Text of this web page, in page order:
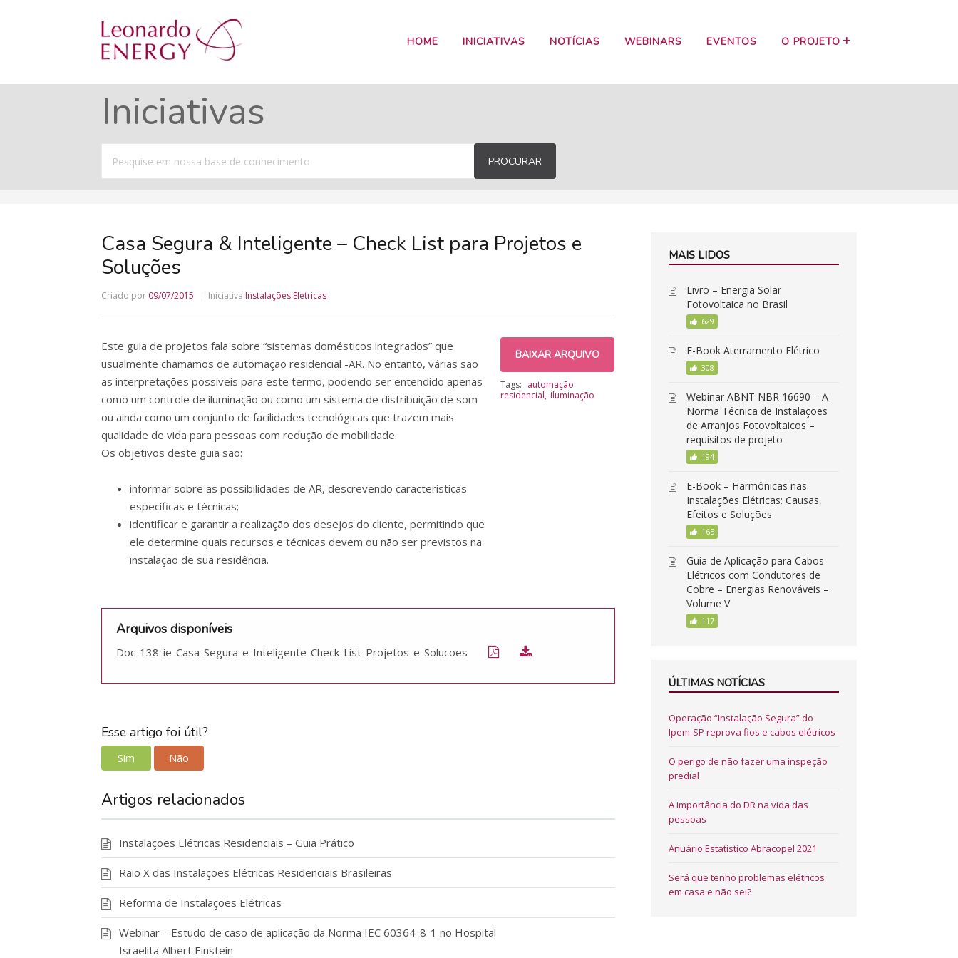
HOME INICIATIVAS NOTÍCIAS WEBINARS EVENTOS O PROJETO
Iniciativas
por
PROCURAR
Casa Segura & Inteligente – Check List para Projetos e
Soluções
Criado por 09/07/2015 Iniciativa Instalações Elétricas
Este guia de projetos fala sobre “sistemas domésticos integrados” que
usualmente chamamos de automação residencial -AR. No entanto, várias são
as interpretações possíveis para este termo, podendo ser entendido apenas
como um controle de iluminação ou como um sistema de distribuição de som
ou ainda como um conjunto de facilidades tecnológicas que trazem mais
qualidade de vida para pessoas com redução de mobilidade.
Os objetivos deste guia são:
informar sobre as possibilidades de AR, descrevendo características
específicas e técnicas;
identificar e garantir a realização dos desejos do cliente, permitindo que
ele determine quais recursos e técnicas devem ou não ser previstos na
instalação de sua residência.
BAIXAR ARQUIVO
Tags: automação
residencial iluminação
Arquivos disponíveis
Doc-138-ie-Casa-Segura-e-Inteligente-Check-List-Projetos-e-Solucoes
Esse artigo foi útil?
Sim Não
Artigos relacionados
Instalações Elétricas Residenciais – Guia Prático
Raio X das Instalações Elétricas Residenciais Brasileiras
Reforma de Instalações Elétricas
Webinar – Estudo de caso de aplicação da Norma IEC 60364-8-1 no Hospital
Israelita Albert Einstein
MAIS LIDOS
Livro – Energia Solar
Fotovoltaica no Brasil
629
E-Book Aterramento Elétrico
308
Webinar ABNT NBR 16690 – A
Norma Técnica de Instalações
de Arranjos Fotovoltaicos –
requisitos de projeto
194
E-Book – Harmônicas nas
Instalações Elétricas: Causas,
Efeitos e Soluções
165
Guia de Aplicação para Cabos
Elétricos com Condutores de
Cobre – Energias Renováveis –
Volume V
117
ÚLTIMAS NOTÍCIAS
Operação “Instalação Segura” do
Ipem-SP reprova fios e cabos elétricos
O perigo de não fazer uma inspeção
predial
A importância do DR na vida das
pessoas
Anuário Estatístico Abracopel 2021
Será que tenho problemas elétricos
em casa e não sei?